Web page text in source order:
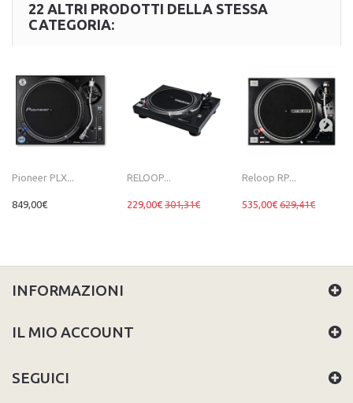
22 ALTRI PRODOTTI DELLA STESSA
CATEGORIA:
Pioneer PLX...
849,00€
RELOOP...
229,00€ 301,31€
Reloop RP...
535,00€ 629,41€
INFORMAZIONI
IL MIO ACCOUNT
SEGUICI